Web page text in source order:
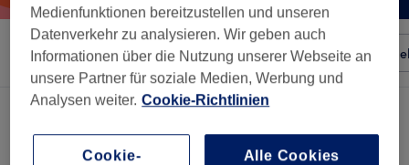
Sortieren nach Besonderheiten Salons
Ein Salon, der anbietet: nagel design in Solingen
Medienfunktionen bereitzustellen und unseren
Datenverkehr zu analysieren. Wir geben auch
Informationen über die Nutzung unserer Webseite an
unsere Partner für soziale Medien, Werbung und
Analysen weiter. Cookie-Richtlinien
Cookie- Alle Cookies